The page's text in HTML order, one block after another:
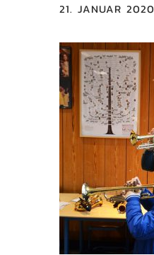
21. JANUAR 2020